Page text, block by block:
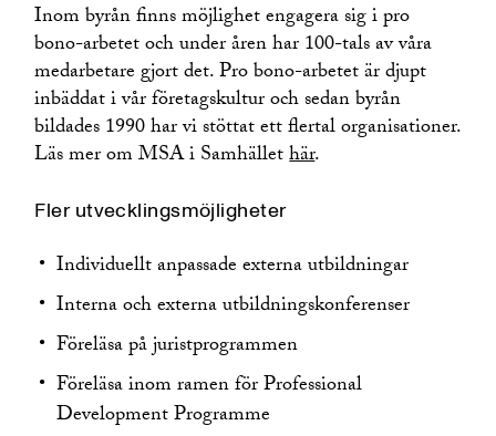
Inom byrån finns möjlighet engagera sig i pro
bono-arbetet och under åren har 100-tals av våra
medarbetare gjort det. Pro bono-arbetet är djupt
inbäddat i vår företagskultur och sedan byrån
bildades 1990 har vi stöttat ett flertal organisationer.
Läs mer om MSA i Samhällethär.
Fler utvecklingsmöjligheter
Individuellt anpassade externa utbildningar
Interna och externa utbildningskonferenser
Föreläsa på juristprogrammen
Föreläsa inom ramen för Professional
Development Programme